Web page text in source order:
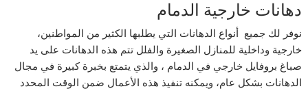
دهانات خارجية الدمام
نوفر لك جميع أنواع الدهانات التي يطلبها الكثير من المواطنين،
خارجية وداخلية للمنازل الصغيرة والفلل تتم هذه الدهانات على يد
صباغ بروفايل خارجي في الدمام ، والذي يتمتع بخبرة كبيرة في مجال
الدهانات بشكل عام، ويمكنه تنفيذ هذه الأعمال ضمن الوقت المحدد